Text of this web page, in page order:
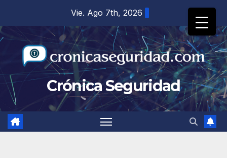
contenido
Vie. Ago 7th, 2026
Crónica Seguridad